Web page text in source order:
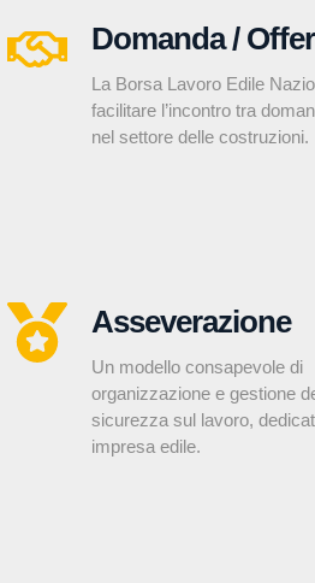
Domanda /
La Borsa Lavoro Edile
facilitare l’incontro tra
nel settore delle costruzioni.
Asseverazione
Un modello consapevole di
organizzazione e gestione
sicurezza sul lavoro,
impresa edile.